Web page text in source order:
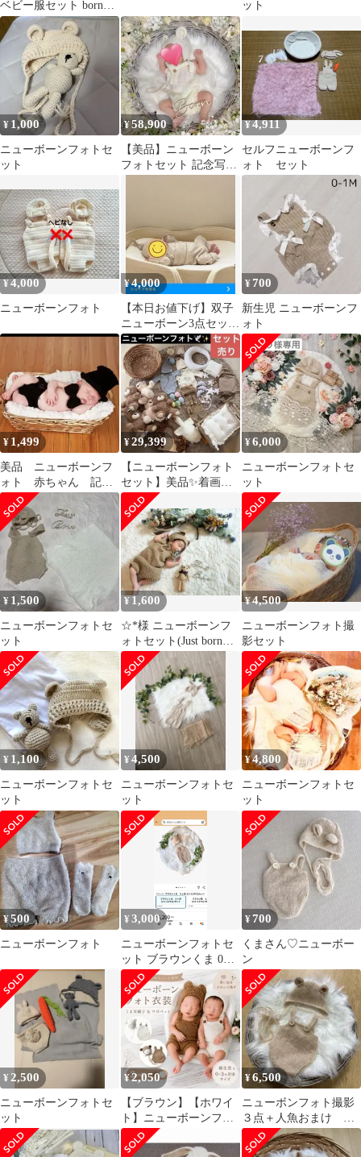
ベビー服セット born
2026 タペストリー 花
ット
¥ 1,000
ニューボーンフォトセ
ット
¥58,900
【美品】ニューボーン
フォトセット 記念写真
¥4,911
セルフニューボーンフ
ォト セット
¥4,000
ニューボーンフォト
¥4,000
【本日お値下げ】双子
ニューボーン3点セット
✖️2
¥ 700
新生児 ニューボーンフ
ォト
¥ 1,499
美品 ニューボーンフ
ォト 赤ちゃん 記念
日 撮影 衣装 ハー
フバースデー 誕生日
¥29,399
【ニューボーンフォト
セット】美品✨着画あ
り！今流行りのものセ
ット♡新生児 かご付
¥6,000
ニューボーンフォトセ
ット
¥ 1,500
ニューボーンフォトセ
ット
¥ 1,600
☆*様 ニューボーンフ
ォトセット(Just born付
き)
¥4,500
ニューボーンフォト撮
影セット
¥ 1,100
ニューボーンフォトセ
ット
¥4,500
ニューボーンフォトセ
ット
¥4,800
ニューボーンフォトセ
ット
¥500
ニューボーンフォト
¥3,000
ニューボーンフォトセ
ット ブラウンくま 0ヶ
月用
¥700
くまさん♡ニューボー
ン
¥ 2,500
ニューボーンフォトセ
ット
¥2,050
【ブラウン】【ホワイ
ト】ニューボーンフォ
トサロペット 2点おま
とめ
¥6,500
ニューボンフォト撮影
３点＋人魚おまけ 新
生児